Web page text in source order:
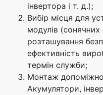
інвертора і т. д.);
Вибір місця для
модулів (сонячних
розташування
ефективність
термін служби;
Монтаж
Акумулятори,